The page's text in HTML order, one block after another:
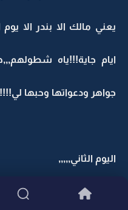
يعني مالك الا بندر الا
ايام جاية!!!ياه
جواهر ودعواتها وحبها
اليوم الثاني,,,,,
كان ناصر طالع من البيت